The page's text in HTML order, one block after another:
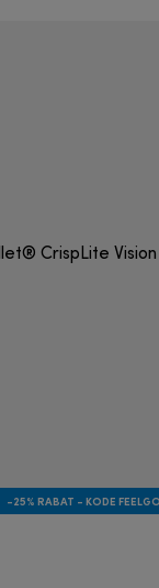
-25% RABAT - KODE